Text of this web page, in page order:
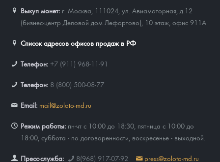
Выкуп монет: г. Москва, 111024, ул. Авиамоторная, д.12
(бизнес-центр Деловой дом Лефортово), 10 этаж, офис 911А
Список адресов офисов продаж в РФ
Телефон: +7 (911) 968-11-91
Телефон: 8 (800) 500-08-77
Email: mail@zoloto-md.ru
Режим работы: пн-чт с 10:00 до 18:30, пятница с 10:00 до
18:00, суббота - по договоренности, воскресенье - выходной.
Пресс-служба: 8(968) 917-07-92 press@zoloto-md.ru